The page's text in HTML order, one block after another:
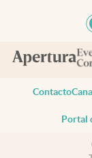
Contacto
Portal